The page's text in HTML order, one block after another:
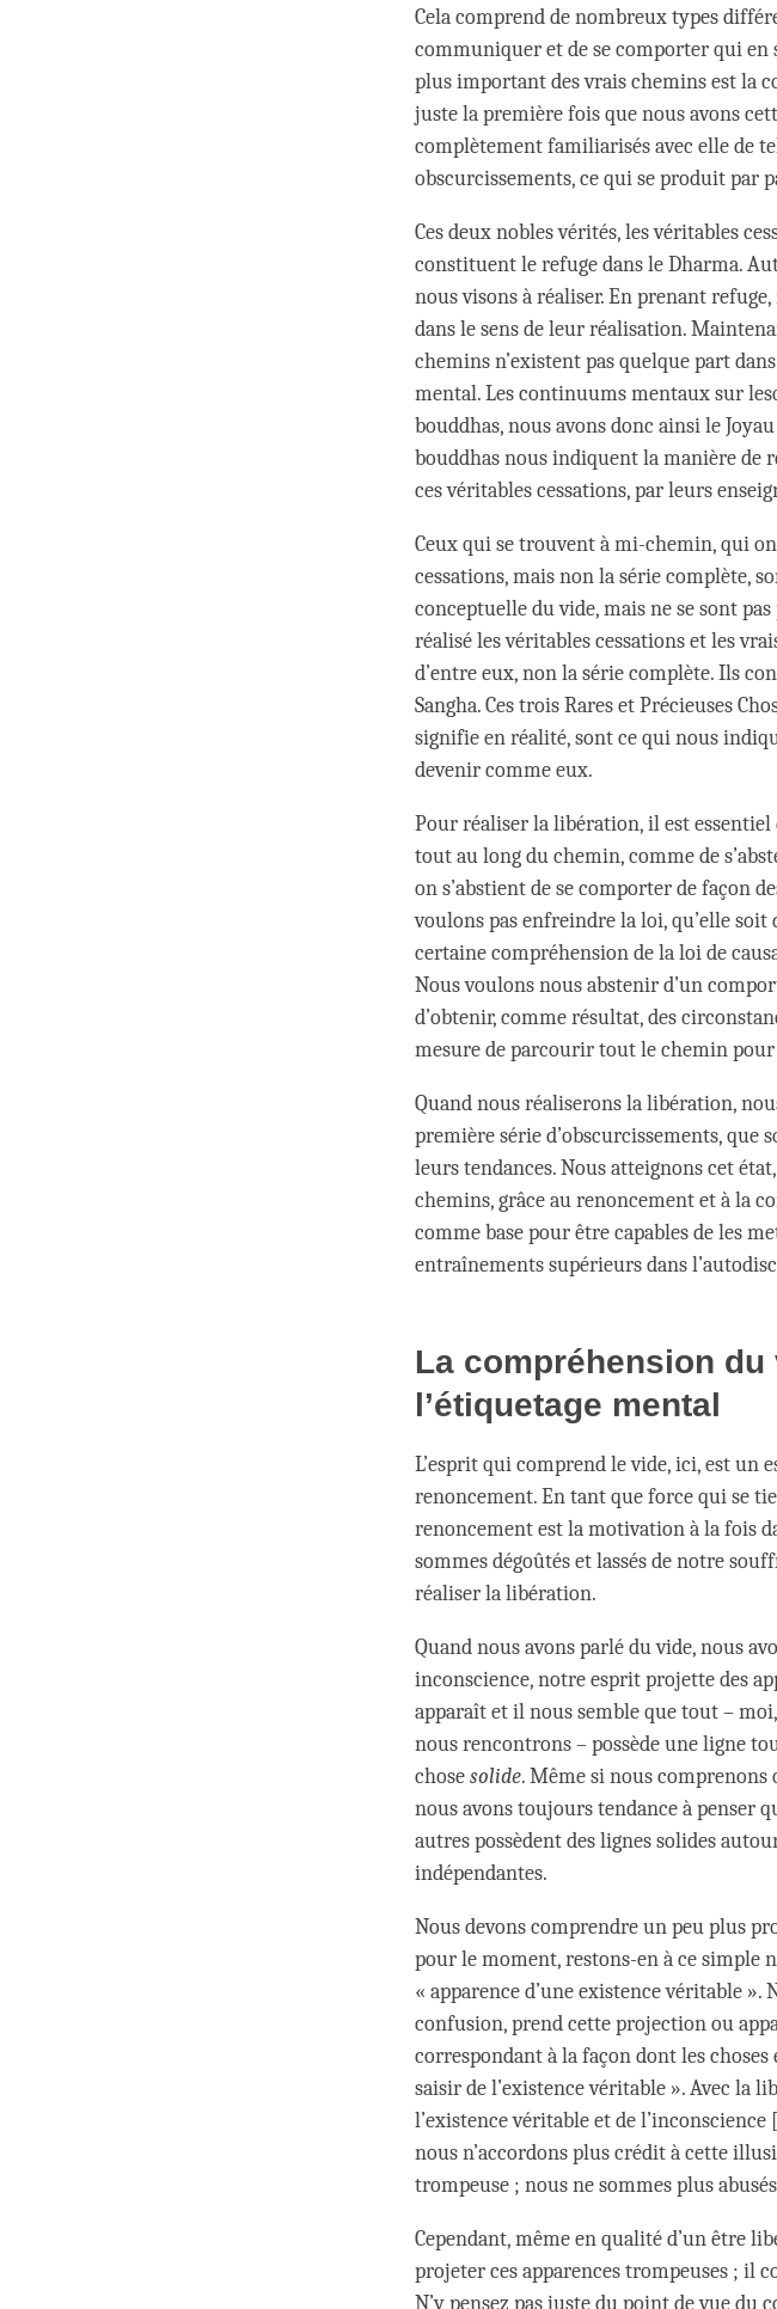
Cela comprend de nombreux types
communiquer et de se comporter qui en
plus important des vrais chemins est la
juste la première fois que nous avons
complètement familiarisés avec elle de
obscurcissements, ce qui se produit par
Ces deux nobles vérités, les véritables
constituent le refuge dans le Dharma.
nous visons à réaliser. En prenant
dans le sens de leur réalisation.
chemins n’existent pas quelque part
mental. Les continuums mentaux sur
bouddhas, nous avons donc ainsi le
bouddhas nous indiquent la manière de
ces véritables cessations, par leurs
Ceux qui se trouvent à mi-chemin, qui
cessations, mais non la série complète,
conceptuelle du vide, mais ne se sont
réalisé les véritables cessations et les
d’entre eux, non la série complète. Ils
Sangha. Ces trois Rares et Précieuses
signifie en réalité, sont ce qui nous
devenir comme eux.
Pour réaliser la libération, il est
tout au long du chemin, comme de
on s’abstient de se comporter de façon
voulons pas enfreindre la loi, qu’elle
certaine compréhension de la loi de
Nous voulons nous abstenir d’un
d’obtenir, comme résultat, des
mesure de parcourir tout le chemin
Quand nous réaliserons la libération,
première série d’obscurcissements,
leurs tendances. Nous atteignons cet
chemins, grâce au renoncement et à la
comme base pour être capables de les
entraînements supérieurs dans
La compréhension
l’étiquetage mental
L’esprit qui comprend le vide, ici, est un
renoncement. En tant que force qui se
renoncement est la motivation à la fois
sommes dégoûtés et lassés de notre
réaliser la libération.
Quand nous avons parlé du vide, nous
inconscience, notre esprit projette des
apparaît et il nous semble que tout –
nous rencontrons – possède une ligne
chosesolide. Même si nous comprenons
nous avons toujours tendance à penser
autres possèdent des lignes solides
indépendantes.
Nous devons comprendre un peu plus
pour le moment, restons-en à ce simple
« apparence d’une existence véritable ».
confusion, prend cette projection ou
correspondant à la façon dont les
saisir de l’existence véritable ». Avec la
l’existence véritable et de
nous n’accordons plus crédit à cette
trompeuse ; nous ne sommes plus
Cependant, même en qualité d’un être
projeter ces apparences trompeuses ; il
N’y pensez pas juste du point de vue du